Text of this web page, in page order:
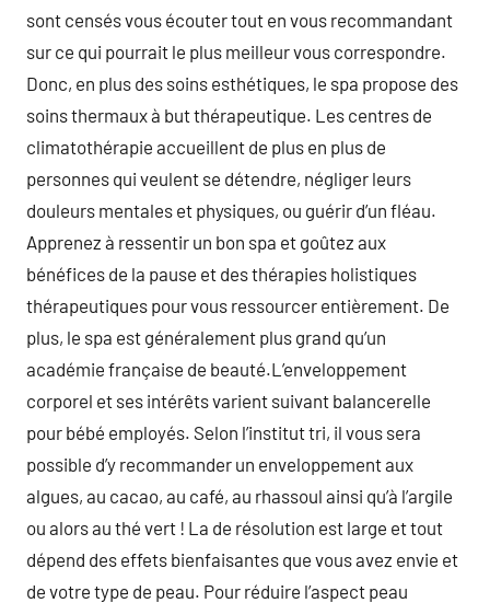
sont censés vous écouter tout en vous recommandant
sur ce qui pourrait le plus meilleur vous correspondre.
Donc, en plus des soins esthétiques, le spa propose des
soins thermaux à but thérapeutique. Les centres de
climatothérapie accueillent de plus en plus de
personnes qui veulent se détendre, négliger leurs
douleurs mentales et physiques, ou guérir d’un fléau.
Apprenez à ressentir un bon spa et goûtez aux
bénéfices de la pause et des thérapies holistiques
thérapeutiques pour vous ressourcer entièrement. De
plus, le spa est généralement plus grand qu’un
académie française de beauté.L’enveloppement
corporel et ses intérêts varient suivant balancerelle
pour bébé employés. Selon l’institut tri, il vous sera
possible d’y recommander un enveloppement aux
algues, au cacao, au café, au rhassoul ainsi qu’à l’argile
ou alors au thé vert ! La de résolution est large et tout
dépend des effets bienfaisantes que vous avez envie et
de votre type de peau. Pour réduire l’aspect peau